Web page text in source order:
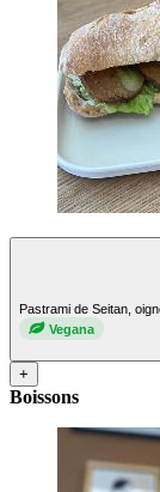
Pastrami de Seitan,
Vegana
+
Boissons